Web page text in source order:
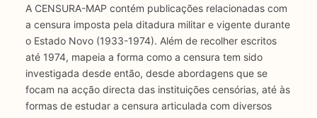
A CENSURA-MAP contém publicações relacionadas com
a censura imposta pela ditadura militar e vigente durante
o Estado Novo (1933-1974). Além de recolher escritos
até 1974, mapeia a forma como a censura tem sido
investigada desde então, desde abordagens que se
focam na acção directa das instituições censórias, até às
formas de estudar a censura articulada com diversos